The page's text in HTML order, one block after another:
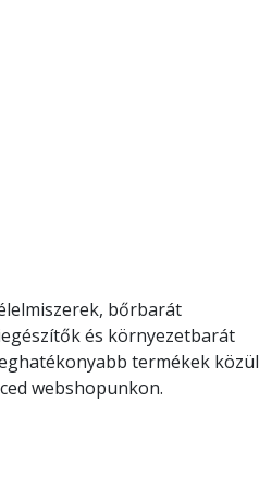
bőrbarát
és környezetbarát
termékek közül
webshopunkon.